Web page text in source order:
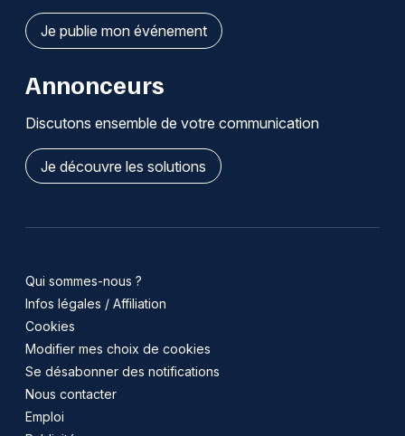
Je publie mon événement
Annonceurs
Discutons ensemble de votre communication
Je découvre les solutions
Qui sommes-nous ?
Infos légales / Affiliation
Cookies
Modifier mes choix de cookies
Se désabonner des notifications
Nous contacter
Emploi